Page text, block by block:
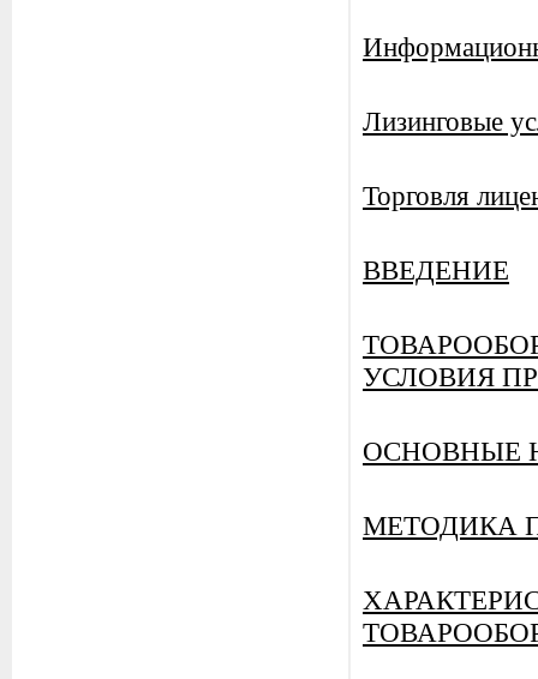
Лизинговые
Торговля
ВВЕДЕНИЕ
УСЛОВИЯ
ОСНОВНЫЕ
МЕТОДИКА